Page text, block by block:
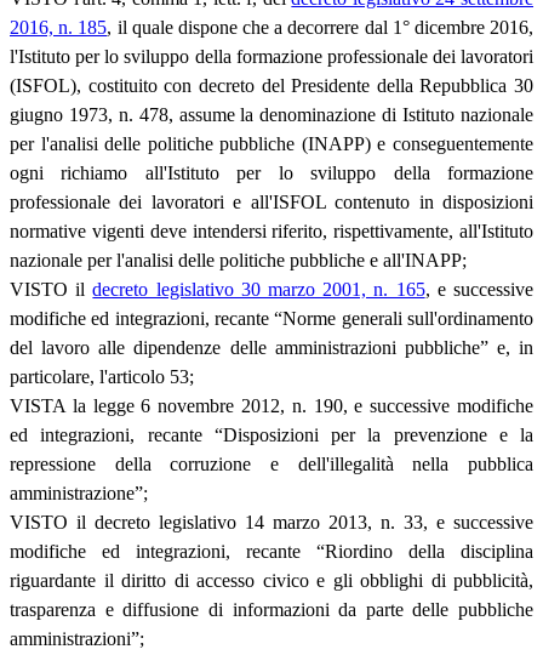
2016, n. 185, il quale dispone che a decorrere dal 1° dicembre 2016,
l'Istituto per lo sviluppo della formazione professionale dei lavoratori
(ISFOL), costituito con decreto del Presidente della Repubblica 30
giugno 1973, n. 478, assume la denominazione di Istituto nazionale
per l'analisi delle politiche pubbliche (INAPP) e conseguentemente
ogni richiamo all'Istituto per lo sviluppo della formazione
professionale dei lavoratori e all'ISFOL contenuto in disposizioni
normative vigenti deve intendersi riferito, rispettivamente, all'Istituto
nazionale per l'analisi delle politiche pubbliche e all'INAPP;
VISTO ildecreto legislativo 30 marzo 2001, n. 165, e successive
modifiche ed integrazioni, recante “Norme generali sull'ordinamento
del lavoro alle dipendenze delle amministrazioni pubbliche” e, in
particolare, l'articolo 53;
VISTA la legge 6 novembre 2012, n. 190, e successive modifiche
ed integrazioni, recante “Disposizioni per la prevenzione e la
repressione della corruzione e dell'illegalità nella pubblica
amministrazione”;
VISTO il decreto legislativo 14 marzo 2013, n. 33, e successive
modifiche ed integrazioni, recante “Riordino della disciplina
riguardante il diritto di accesso civico e gli obblighi di pubblicità,
trasparenza e diffusione di informazioni da parte delle pubbliche
amministrazioni”;